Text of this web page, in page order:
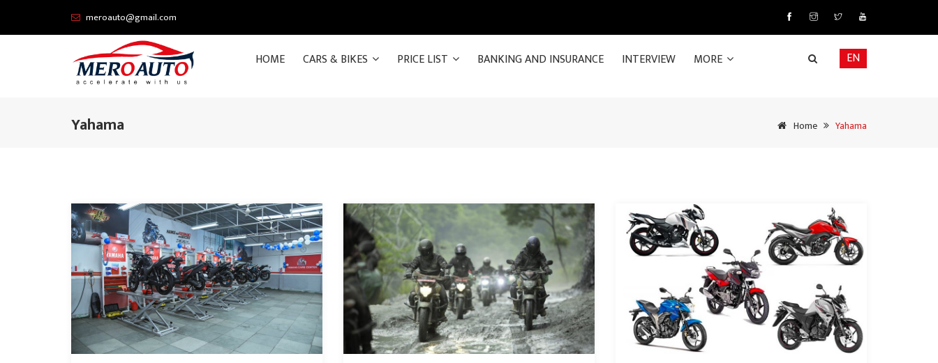
meroauto@gmail.com
HOME CARS & BIKES PRICE LIST BANKING AND INSURANCE INTERVIEW MORE EN
Yahama Home Yahama